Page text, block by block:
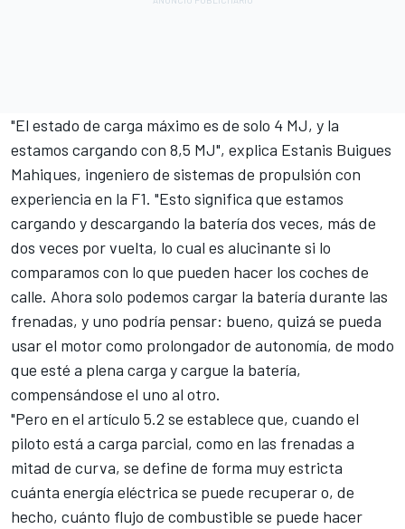
"El estado de carga máximo es de solo 4 MJ, y la
estamos cargando con 8,5 MJ", explica Estanis Buigues
Mahiques, ingeniero de sistemas de propulsión con
experiencia en la F1. "Esto significa que estamos
cargando y descargando la batería dos veces, más de
dos veces por vuelta, lo cual es alucinante si lo
comparamos con lo que pueden hacer los coches de
calle. Ahora solo podemos cargar la batería durante las
frenadas, y uno podría pensar: bueno, quizá se pueda
usar el motor como prolongador de autonomía, de modo
que esté a plena carga y cargue la batería,
compensándose el uno al otro.
"Pero en el artículo 5.2 se establece que, cuando el
piloto está a carga parcial, como en las frenadas a
mitad de curva, se define de forma muy estricta
cuánta energía eléctrica se puede recuperar o, de
hecho, cuánto flujo de combustible se puede hacer